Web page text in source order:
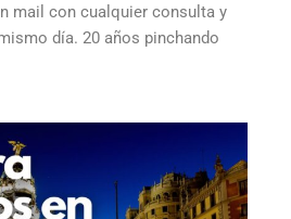
mail con cualquier consulta y
día. 20 años pinchando